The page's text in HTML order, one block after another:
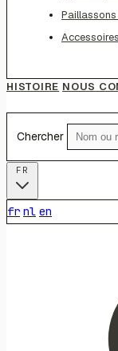
Accessoires
HISTOIRE NOUS
Chercher
fr nl en